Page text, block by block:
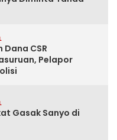
CSR
Pelapor
Gasak Sanyo di